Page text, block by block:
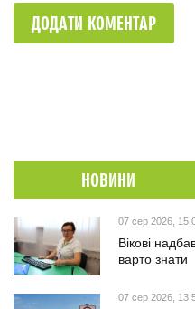
ДОДАТИ КОМЕНТАР
НОВИНИ
07 сер 2026,
Вікові
варто знати
07 сер 2026,